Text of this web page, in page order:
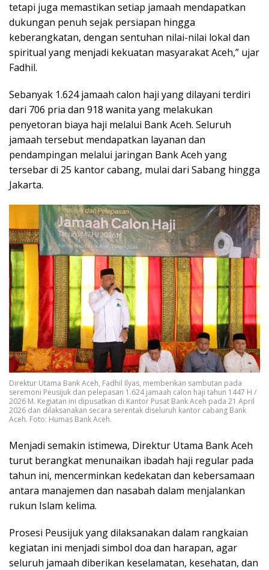
tetapi juga memastikan setiap jamaah mendapatkan
dukungan penuh sejak persiapan hingga
keberangkatan, dengan sentuhan nilai-nilai lokal dan
spiritual yang menjadi kekuatan masyarakat Aceh,” ujar
Fadhil.
Sebanyak 1.624 jamaah calon haji yang dilayani terdiri
dari 706 pria dan 918 wanita yang melakukan
penyetoran biaya haji melalui Bank Aceh. Seluruh
jamaah tersebut mendapatkan layanan dan
pendampingan melalui jaringan Bank Aceh yang
tersebar di 25 kantor cabang, mulai dari Sabang hingga
Jakarta.
Direktur Utama Bank Aceh, Fadhil Ilyas, memberikan sambutan pada
seremoni Peusijuk dan pelepasan 1.624 jamaah calon haji tahun 1447 H /
2026 M. Kegiatan ini dipusatkan di Kantor Pusat Bank Aceh pada 21 April
2026 dan dilaksanakan secara serentak diseluruh kantor cabang Bank
Aceh. Foto: Humas Bank Aceh.
Menjadi semakin istimewa, Direktur Utama Bank Aceh
turut berangkat menunaikan ibadah haji regular pada
tahun ini, mencerminkan kedekatan dan kebersamaan
antara manajemen dan nasabah dalam menjalankan
rukun Islam kelima.
Prosesi Peusijuk yang dilaksanakan dalam rangkaian
kegiatan ini menjadi simbol doa dan harapan, agar
seluruh jamaah diberikan keselamatan, kesehatan, dan